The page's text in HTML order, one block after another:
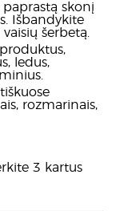
paprastą skonį
Išbandykite
šerbetą.
ledus,
rozmarinais,
3 kartus